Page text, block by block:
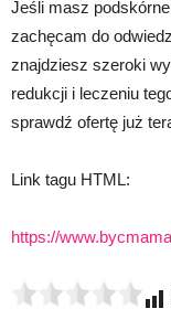
Jeśli masz
zachęcam do
znajdziesz szeroki
redukcji i leczeniu
sprawdź ofertę już
Link tagu HTML:
https://